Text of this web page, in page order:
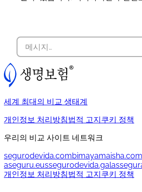
세계 최대의 비교 생태계
개인정보 처리방침법적 고지 쿠키 정책
우리의 비교 사이트 네트워크
segurodevida.combimayamaisha.com
aseguru.eussegurodevida.gal
개인정보 처리방침법적 고지 쿠키 정책